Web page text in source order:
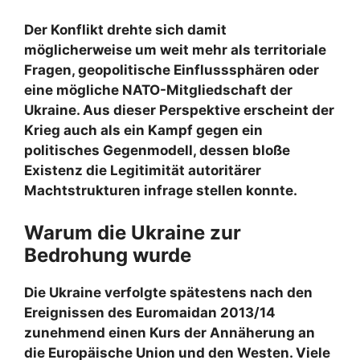
Der Konflikt drehte sich damit
möglicherweise um weit mehr als territoriale
Fragen, geopolitische Einflusssphären oder
eine mögliche NATO-Mitgliedschaft der
Ukraine. Aus dieser Perspektive erscheint der
Krieg auch als ein Kampf gegen ein
politisches Gegenmodell, dessen bloße
Existenz die Legitimität autoritärer
Machtstrukturen infrage stellen konnte.
Warum die Ukraine zur
Bedrohung wurde
Die Ukraine verfolgte spätestens nach den
Ereignissen des Euromaidan 2013/14
zunehmend einen Kurs der Annäherung an
die Europäische Union und den Westen. Viele